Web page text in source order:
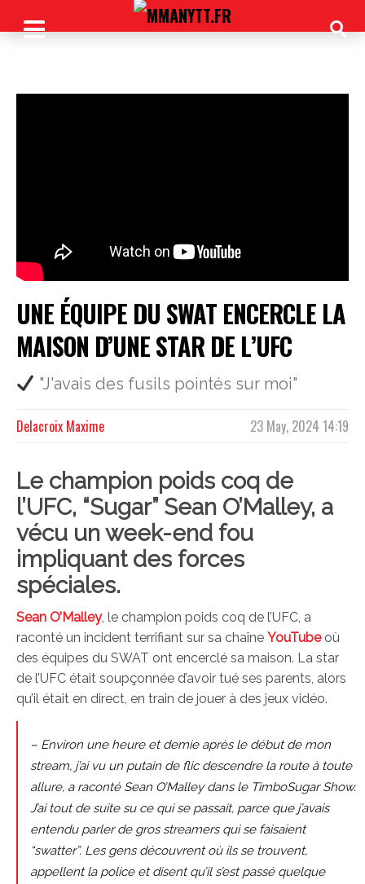
UNE ÉQUIPE DU SWAT ENCERCLE LA
MAISON D’UNE STAR DE L’UFC
"J'avais des fusils pointés sur moi"
23 May, 2024 14:19
Delacroix Maxime
Le champion poids coq de
l’UFC, “Sugar” Sean O’Malley, a
vécu un week-end fou
impliquant des forces
spéciales.
Sean O’Malley, le champion poids coq de l’UFC, a
raconté un incident terrifiant sur sa chaîne YouTubeoù
des équipes du SWAT ont encerclé sa maison. La star
de l’UFC était soupçonnée d’avoir tué ses parents, alors
qu’il était en direct, en train de jouer à des jeux vidéo.
– Environ une heure et demie après le début de mon
stream, j’ai vu un putain de flic descendre la route à toute
allure, a raconté Sean O’Malley dans le TimboSugar Show.
J’ai tout de suite su ce qui se passait, parce que j’avais
entendu parler de gros streamers qui se faisaient
“swatter”. Les gens découvrent où ils se trouvent,
appellent la police et disent qu’il s’est passé quelque